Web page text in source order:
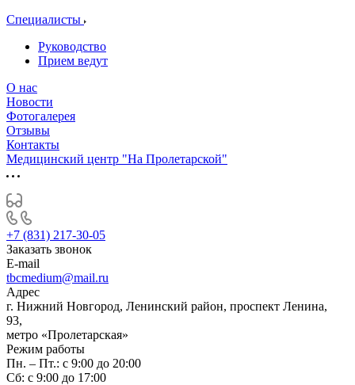
Специалисты
Руководство
Прием ведут
О нас
Новости
Фотогалерея
Отзывы
Контакты
Медицинский центр "На Пролетарской"
+7 (831) 217-30-05
Заказать звонок
E-mail
tbcmedium@mail.ru
Адрес
г. Нижний Новгород, Ленинский район, проспект Ленина,
93,
метро «Пролетарская»
Режим работы
Пн. – Пт.: с 9:00 до 20:00
Cб: с 9:00 до 17:00